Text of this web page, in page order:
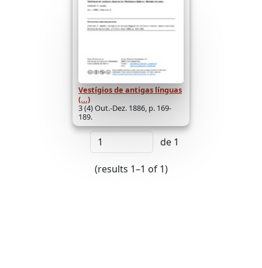
Vestígios de antigas línguas
(...)
3 (4) Out.-Dez. 1886, p. 169-
189.
de 1
(results 1–1 of 1)